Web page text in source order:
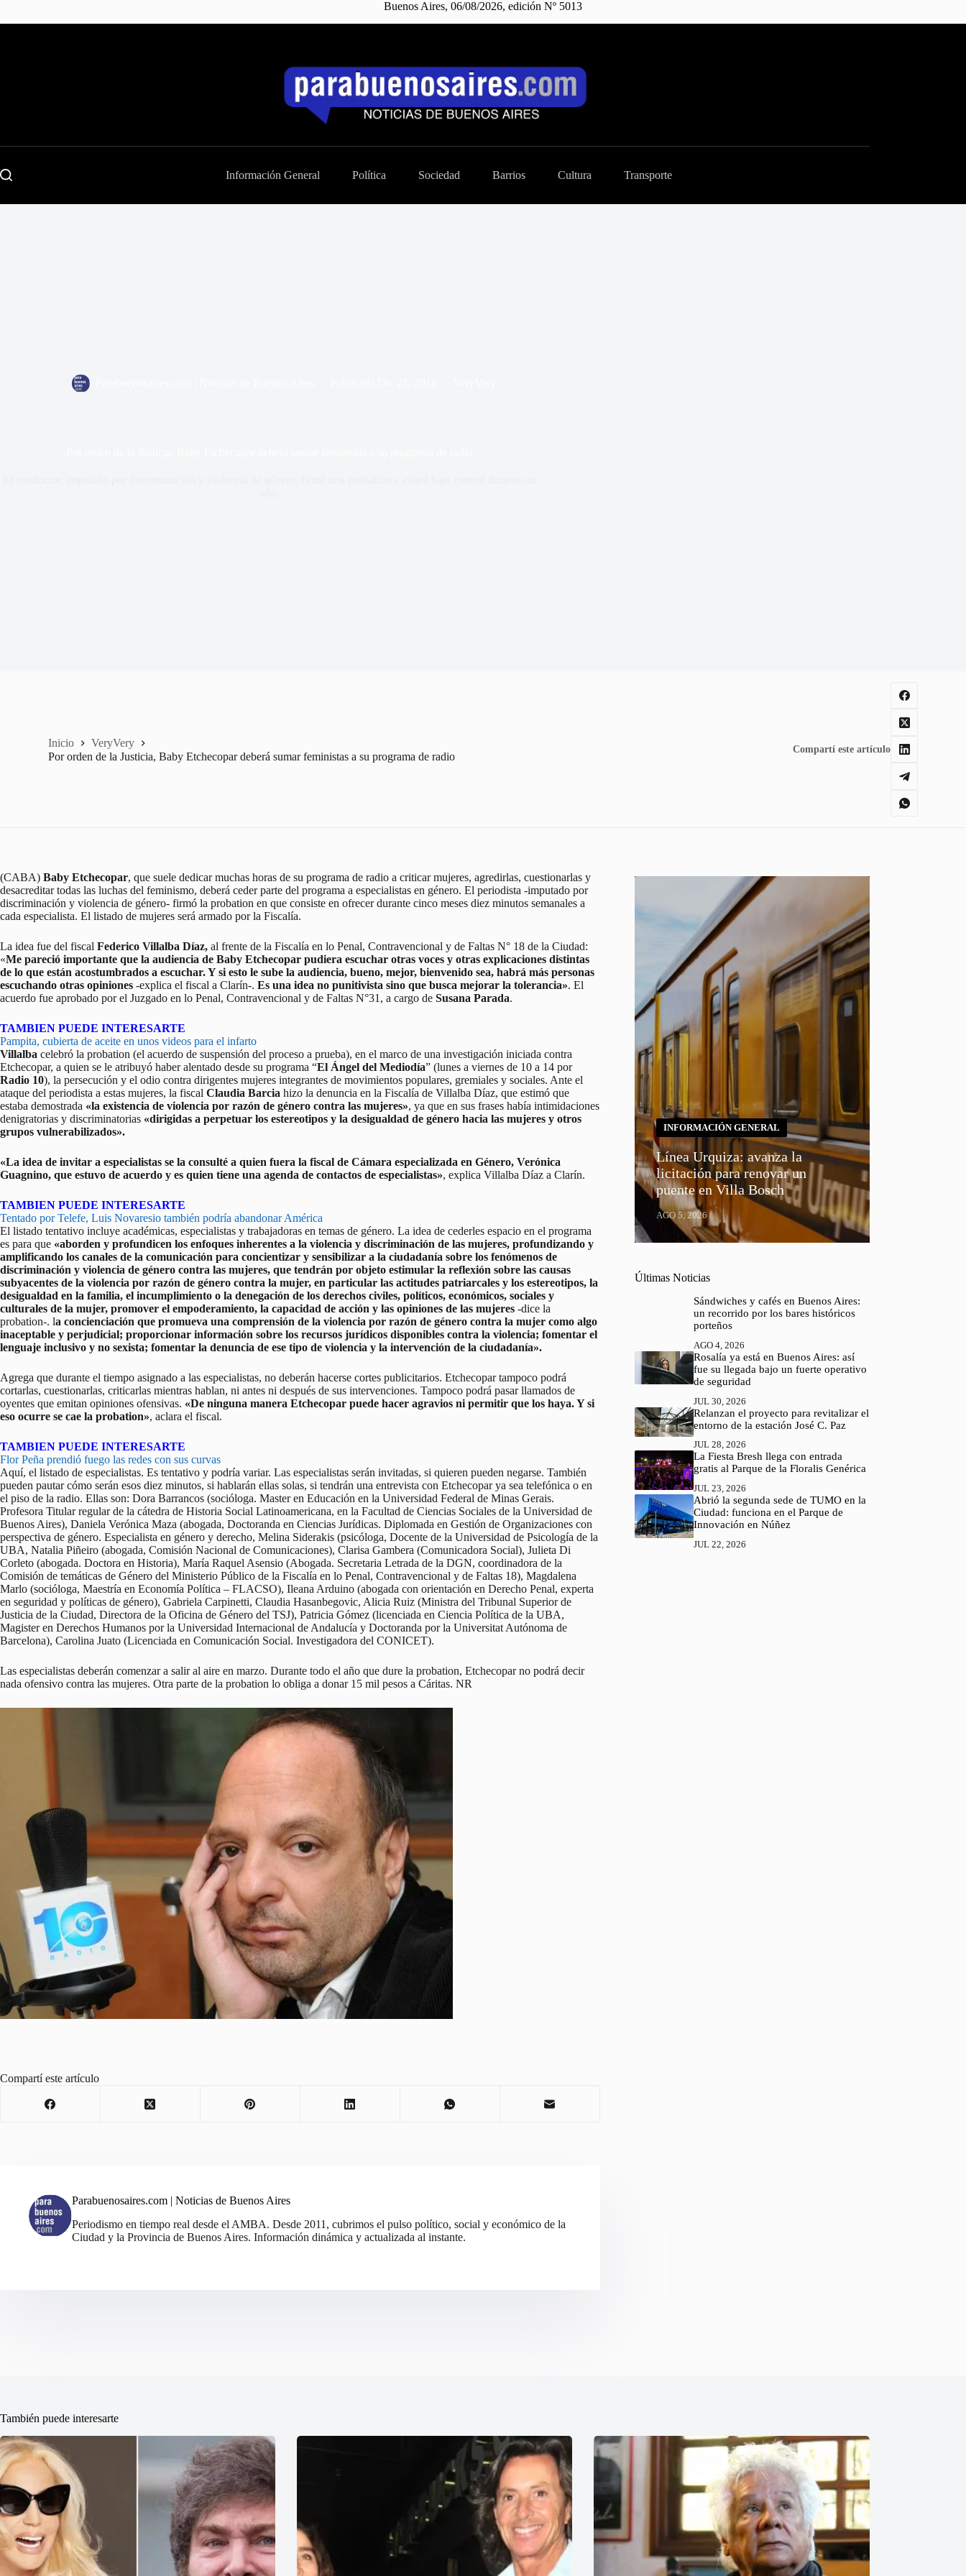
Buenos Aires, 06/08/2026, edición Nº 5013
Información General Política Sociedad Barrios Cultura Transporte
Inicio
VeryVery
Por orden de la Justicia, Baby Etchecopar deberá sumar feministas a su programa de radio
Compartí este artículo
(CABA) Baby Etchecopar, que suele dedicar muchas horas de su programa de radio a criticar mujeres, agredirlas, cuestionarlas y
desacreditar todas las luchas del feminismo, deberá ceder parte del programa a especialistas en género. El periodista -imputado por
discriminación y violencia de género- firmó la probation en que consiste en ofrecer durante cinco meses diez minutos semanales a
cada especialista. El listado de mujeres será armado por la Fiscalía.
La idea fue del fiscal Federico Villalba Díaz, al frente de la Fiscalía en lo Penal, Contravencional y de Faltas N° 18 de la Ciudad:
«Me pareció importante que la audiencia de Baby Etchecopar pudiera escuchar otras voces y otras explicaciones distintas
de lo que están acostumbrados a escuchar. Y si esto le sube la audiencia, bueno, mejor, bienvenido sea, habrá más personas
escuchando otras opiniones -explica el fiscal a Clarín-. Es una idea no punitivista sino que busca mejorar la tolerancia». El
acuerdo fue aprobado por el Juzgado en lo Penal, Contravencional y de Faltas N°31, a cargo de Susana Parada.
TAMBIEN PUEDE INTERESARTE
Pampita, cubierta de aceite en unos videos para el infarto
Villalba celebró la probation (el acuerdo de suspensión del proceso a prueba), en el marco de una investigación iniciada contra
Etchecopar, a quien se le atribuyó haber alentado desde su programa “El Ángel del Mediodía” (lunes a viernes de 10 a 14 por
Radio 10), la persecución y el odio contra dirigentes mujeres integrantes de movimientos populares, gremiales y sociales. Ante el
ataque del periodista a estas mujeres, la fiscal Claudia Barcia hizo la denuncia en la Fiscalía de Villalba Díaz, que estimó que
estaba demostrada «la existencia de violencia por razón de género contra las mujeres», ya que en sus frases había intimidaciones
denigratorias y discriminatorias «dirigidas a perpetuar los estereotipos y la desigualdad de género hacia las mujeres y otros
grupos vulnerabilizados».
«La idea de invitar a especialistas se la consulté a quien fuera la fiscal de Cámara especializada en Género, Verónica
Guagnino, que estuvo de acuerdo y es quien tiene una agenda de contactos de especialistas», explica Villalba Díaz a Clarín.
TAMBIEN PUEDE INTERESARTE
Tentado por Telefe, Luis Novaresio también podría abandonar América
El listado tentativo incluye académicas, especialistas y trabajadoras en temas de género. La idea de cederles espacio en el programa
es para que «aborden y profundicen los enfoques inherentes a la violencia y discriminación de las mujeres, profundizando y
amplificando los canales de la comunicación para concientizar y sensibilizar a la ciudadanía sobre los fenómenos de
discriminación y violencia de género contra las mujeres, que tendrán por objeto estimular la reflexión sobre las causas
subyacentes de la violencia por razón de género contra la mujer, en particular las actitudes patriarcales y los estereotipos, la
desigualdad en la familia, el incumplimiento o la denegación de los derechos civiles, políticos, económicos, sociales y
culturales de la mujer, promover el empoderamiento, la capacidad de acción y las opiniones de las mujeres -dice la
probation-. la concienciación que promueva una comprensión de la violencia por razón de género contra la mujer como algo
inaceptable y perjudicial; proporcionar información sobre los recursos jurídicos disponibles contra la violencia; fomentar el
lenguaje inclusivo y no sexista; fomentar la denuncia de ese tipo de violencia y la intervención de la ciudadanía».
Agrega que durante el tiempo asignado a las especialistas, no deberán hacerse cortes publicitarios. Etchecopar tampoco podrá
cortarlas, cuestionarlas, criticarlas mientras hablan, ni antes ni después de sus intervenciones. Tampoco podrá pasar llamados de
oyentes que emitan opiniones ofensivas. «De ninguna manera Etchecopar puede hacer agravios ni permitir que los haya. Y si
eso ocurre se cae la probation», aclara el fiscal.
TAMBIEN PUEDE INTERESARTE
Flor Peña prendió fuego las redes con sus curvas
Aquí, el listado de especialistas. Es tentativo y podría variar. Las especialistas serán invitadas, si quieren pueden negarse. También
pueden pautar cómo serán esos diez minutos, si hablarán ellas solas, si tendrán una entrevista con Etchecopar ya sea telefónica o en
el piso de la radio. Ellas son: Dora Barrancos (socióloga. Master en Educación en la Universidad Federal de Minas Gerais.
Profesora Titular regular de la cátedra de Historia Social Latinoamericana, en la Facultad de Ciencias Sociales de la Universidad de
Buenos Aires), Daniela Verónica Maza (abogada, Doctoranda en Ciencias Jurídicas. Diplomada en Gestión de Organizaciones con
perspectiva de género. Especialista en género y derecho, Melina Siderakis (psicóloga, Docente de la Universidad de Psicología de la
UBA, Natalia Piñeiro (abogada, Comisión Nacional de Comunicaciones), Clarisa Gambera (Comunicadora Social), Julieta Di
Corleto (abogada. Doctora en Historia), María Raquel Asensio (Abogada. Secretaria Letrada de la DGN, coordinadora de la
Comisión de temáticas de Género del Ministerio Público de la Fiscalía en lo Penal, Contravencional y de Faltas 18), Magdalena
Marlo (socióloga, Maestría en Economía Política – FLACSO), Ileana Arduino (abogada con orientación en Derecho Penal, experta
en seguridad y políticas de género), Gabriela Carpinetti, Claudia Hasanbegovic, Alicia Ruiz (Ministra del Tribunal Superior de
Justicia de la Ciudad, Directora de la Oficina de Género del TSJ), Patricia Gómez (licenciada en Ciencia Política de la UBA,
Magister en Derechos Humanos por la Universidad Internacional de Andalucía y Doctoranda por la Universitat Autónoma de
Barcelona), Carolina Juato (Licenciada en Comunicación Social. Investigadora del CONICET).
Las especialistas deberán comenzar a salir al aire en marzo. Durante todo el año que dure la probation, Etchecopar no podrá decir
nada ofensivo contra las mujeres. Otra parte de la probation lo obliga a donar 15 mil pesos a Cáritas. NR
Compartí este artículo
Parabuenosaires.com | Noticias de Buenos Aires
Periodismo en tiempo real desde el AMBA. Desde 2011, cubrimos el pulso político, social y económico de la
Ciudad y la Provincia de Buenos Aires. Información dinámica y actualizada al instante.
INFORMACIÓN GENERAL
Línea Urquiza: avanza la
licitación para renovar un
puente en Villa Bosch
AGO 5, 2026
Últimas Noticias
Sándwiches y cafés en Buenos Aires:
un recorrido por los bares históricos
porteños
AGO 4, 2026
Rosalía ya está en Buenos Aires: así
fue su llegada bajo un fuerte operativo
de seguridad
JUL 30, 2026
Relanzan el proyecto para revitalizar el
entorno de la estación José C. Paz
JUL 28, 2026
La Fiesta Bresh llega con entrada
gratis al Parque de la Floralis Genérica
JUL 23, 2026
Abrió la segunda sede de TUMO en la
Ciudad: funciona en el Parque de
Innovación en Núñez
JUL 22, 2026
También puede interesarte